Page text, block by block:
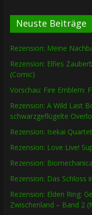
Neuste Beiträge
Rezension: Meine
Rezension: Elfies
(Comic)
Vorschau: Fire Emblem:
Rezension: A Wild Last
schwarzgeflügelte
Rezension: Isekai
Rezension: Love Live!
Rezension:
Rezension: Das Schloss
Rezension: Elden Ring:
Zwischenland – Band 2